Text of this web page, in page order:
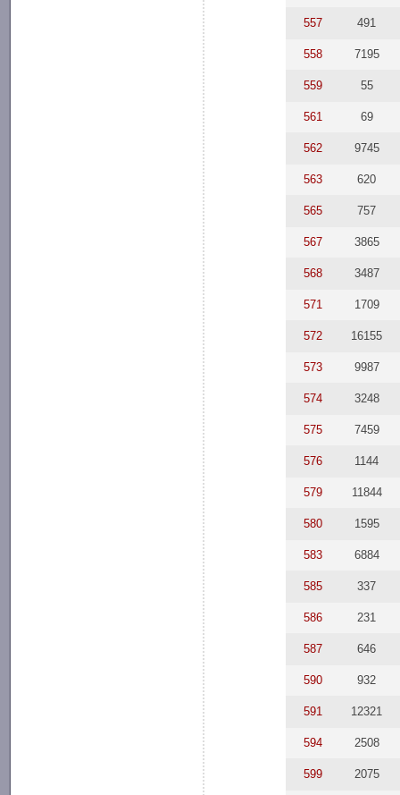
557 491
558 7195
559 55
561 69
562 9745
563 620
565 757
567 3865
568 3487
571 1709
572 16155
573 9987
574 3248
575 7459
576 1144
579 11844
580 1595
583 6884
585 337
586 231
587 646
590 932
591 12321
594 2508
599 2075